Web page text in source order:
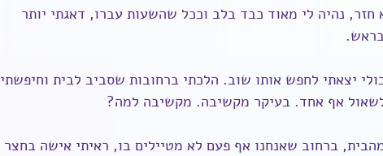
חזר, נהיה לי מאוד כבד בלב וככל שהשעות עברו, דאגתי יותר
בראש.
יצאתי לחפש אותו שוב. הלכתי ברחובות שסביב לבית וחיפשתי
אף אחד. בעיקר מקשיבה. מקשיבה למה?
במרחק של כ-10 דקות מהבית, ברחוב שאנחנו אף פעם לא מטיילים בו, ראיתי אישה בחצר